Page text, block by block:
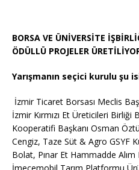
BORSA VE ÜNİVERSİTE
ÖDÜLLÜ PROJELER
Yarışmanın seçici kurulu şu
İzmir Ticaret Borsası Meclis
İzmir Kırmızı Et Üreticileri Birliği
Kooperatifi Başkanı Osman
Cengiz, Taze Süt & Agro GSYF
Bolat, Pınar Et Hammadde